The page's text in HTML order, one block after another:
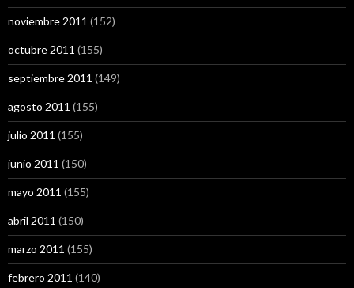
noviembre 2011 (152)
octubre 2011 (155)
septiembre 2011 (149)
agosto 2011 (155)
julio 2011 (155)
junio 2011 (150)
mayo 2011 (155)
abril 2011 (150)
marzo 2011 (155)
febrero 2011 (140)